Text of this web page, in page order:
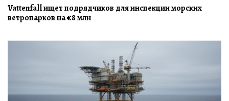
Vattenfall ищет подрядчиков для инспекции морских
ветропарков на €8 млн